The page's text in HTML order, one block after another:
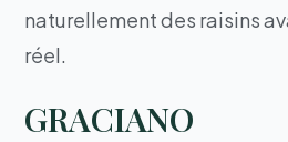
naturellement des raisins
réel.
GRACIANO